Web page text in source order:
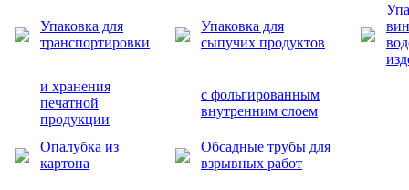
Упаковка для
транспортировки
Упаковка для
сыпучих продуктов
и хранения
печатной
продукции
с фольгированным
внутренним слоем
Опалубка из
картона
Обсадные трубы для
взрывных работ